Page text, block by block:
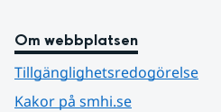
Om webbplatsen
Tillgänglighetsredogörelse
Kakor på smhi.se